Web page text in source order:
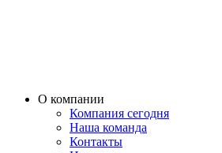
О компании
Компания сегодня
Наша команда
Контакты